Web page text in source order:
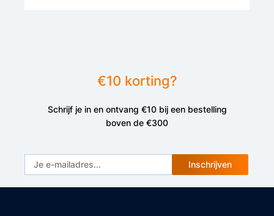
€10 korting?
Schrijf je in en ontvang €10 bij een bestelling
boven de €300
Inschrijven